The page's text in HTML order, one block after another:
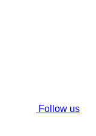
Follow us